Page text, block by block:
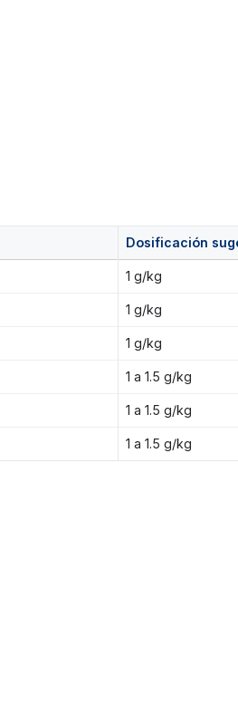
Dosificación
1 g/kg
1 g/kg
1 g/kg
1 a 1.5 g/kg
1 a 1.5 g/kg
1 a 1.5 g/kg